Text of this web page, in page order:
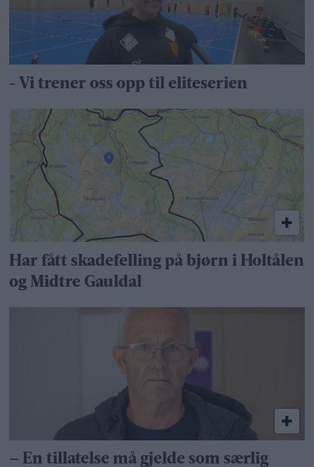
- Vi trener oss opp til eliteserien
Har fått skadefelling på bjørn i Holtålen
og Midtre Gauldal
– En tillatelse må gjelde som særlig